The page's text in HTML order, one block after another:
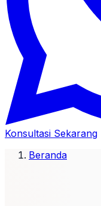
Konsultasi Sekarang
Beranda